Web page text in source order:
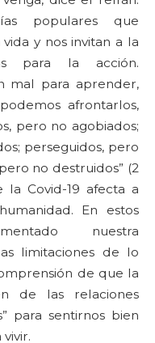
populares que
y nos invitan a la
para la acción.
mal para aprender,
afrontarlos,
pero no agobiados;
perseguidos, pero
no destruidos” (2
Covid-19 afecta a
En estos
nuestra
limitaciones de lo
de que la
de las relaciones
para sentirnos bien